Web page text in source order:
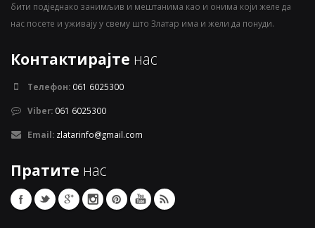
бити подједнако занимљив и мештанима као и онима који желе да
нас посете и уживају у свему што Златар има и жели да понуди.
Контактирајте нас
Телефон: 061 6025300
Viber: 061 6025300
Email: zlatarinfo@gmail.com
Пратите нас